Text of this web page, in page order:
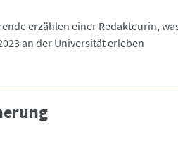
erzählen einer Redakteurin,
an der Universität erleben